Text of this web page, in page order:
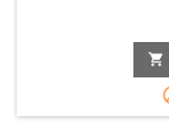
